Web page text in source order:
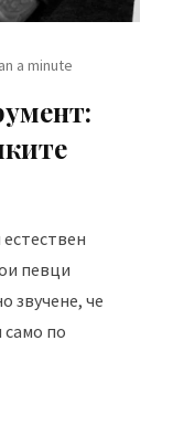
a minute
певци
звучене, че
само по